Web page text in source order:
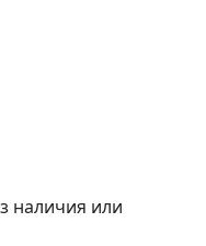
наличия или